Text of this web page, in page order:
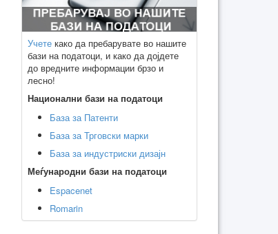
Учете како да пребарувате во нашите
бази на податоци, и како да дојдете
до вредните информации брзо и
лесно!
Национални бази на податоци
База за Патенти
База за Трговски марки
База за индустриски дизајн
Меѓународни бази на податоци
Espacenet
Romarin